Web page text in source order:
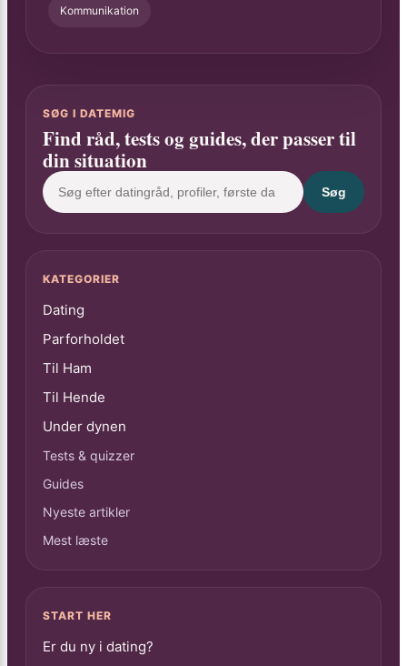
Kommunikation
SØG I DATEMIG
Find råd, tests og guides, der passer til
din situation
Søg
KATEGORIER
Dating
Parforholdet
Til Ham
Til Hende
Under dynen
Tests & quizzer
Guides
Nyeste artikler
Mest læste
START HER
Er du ny i dating?